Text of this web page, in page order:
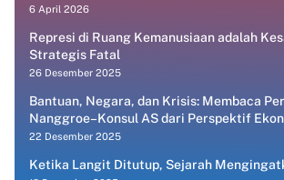
6 April 2026
Represi di Ruang Kemanusiaan adalah
Strategis Fatal
26 Desember 2025
Bantuan, Negara, dan Krisis: Membaca
Nanggroe–Konsul AS dari Perspektif
22 Desember 2025
Ketika Langit Ditutup, Sejarah